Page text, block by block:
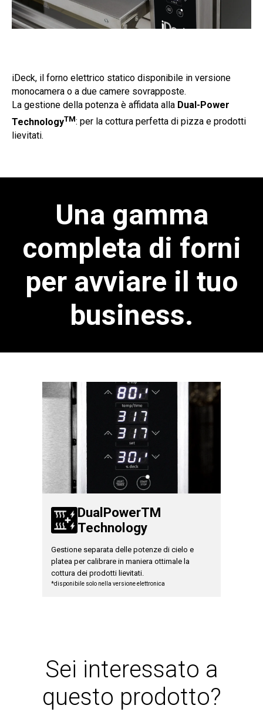
iDeck, il forno elettrico statico disponibile in versione
monocamera o a due camere sovrapposte.
La gestione della potenza è affidata alla Dual-Power
TechnologyTM: per la cottura perfetta di pizza e prodotti
lievitati.
Una gamma
completa di forni
per avviare il tuo
business.
DualPowerTM
Technology
Gestione separata delle potenze di cielo e
platea per calibrare in maniera ottimale la
cottura dei prodotti lievitati.
*disponibile solo nella versione elettronica
Sei interessato a
questo prodotto?